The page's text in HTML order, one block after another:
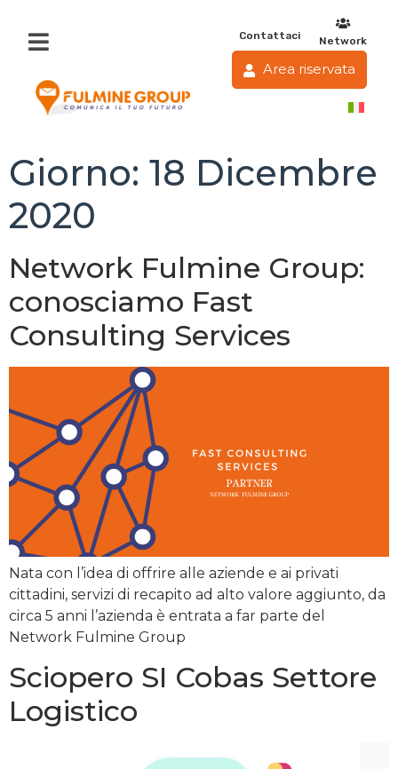
Contattaci Network
Area riservata
Giorno: 18 Dicembre
2020
Network Fulmine Group:
conosciamo Fast
Consulting Services
Nata con l’idea di offrire alle aziende e ai privati
cittadini, servizi di recapito ad alto valore aggiunto, da
circa 5 anni l’azienda è entrata a far parte del
Network Fulmine Group
Sciopero SI Cobas Settore
Logistico